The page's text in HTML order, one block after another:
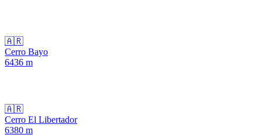
🇦🇷
Cerro Bayo
6436 m
🇦🇷
Cerro El Libertador
6380 m